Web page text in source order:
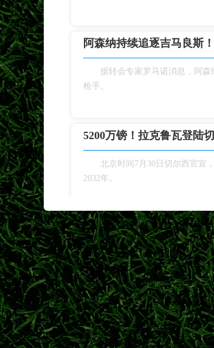
阿森纳持续追逐吉马良斯
据转会专家罗马诺消息，阿
枪手。
5200万镑！拉克鲁瓦登陆
北京时间7月30日切尔西官宣
2032年。
2026/27意甲什么时候开
2026/27赛季意甲正式开赛时
格瓦迪奥尔正式续约曼城
7月28日曼城官宣格瓦迪奥尔